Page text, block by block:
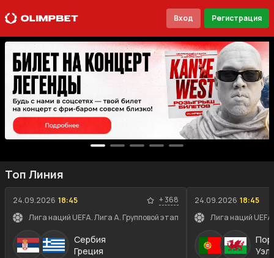
Вход Регистрация
Топ Линия
24.09.2026 18:45 +368
Лига наций UEFA. Лига A. Групповой этап
Сербия
Греция
24.09.2026 18:45
Лига наций